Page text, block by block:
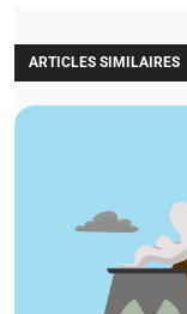
ARTICLES SIMILAIRES